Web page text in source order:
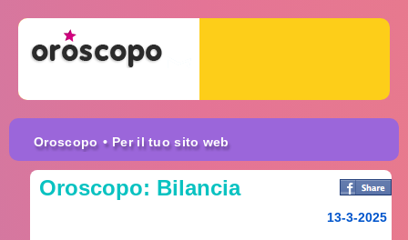
Oroscopo • Per il tuo sito web
Oroscopo: Bilancia
13-3-2025